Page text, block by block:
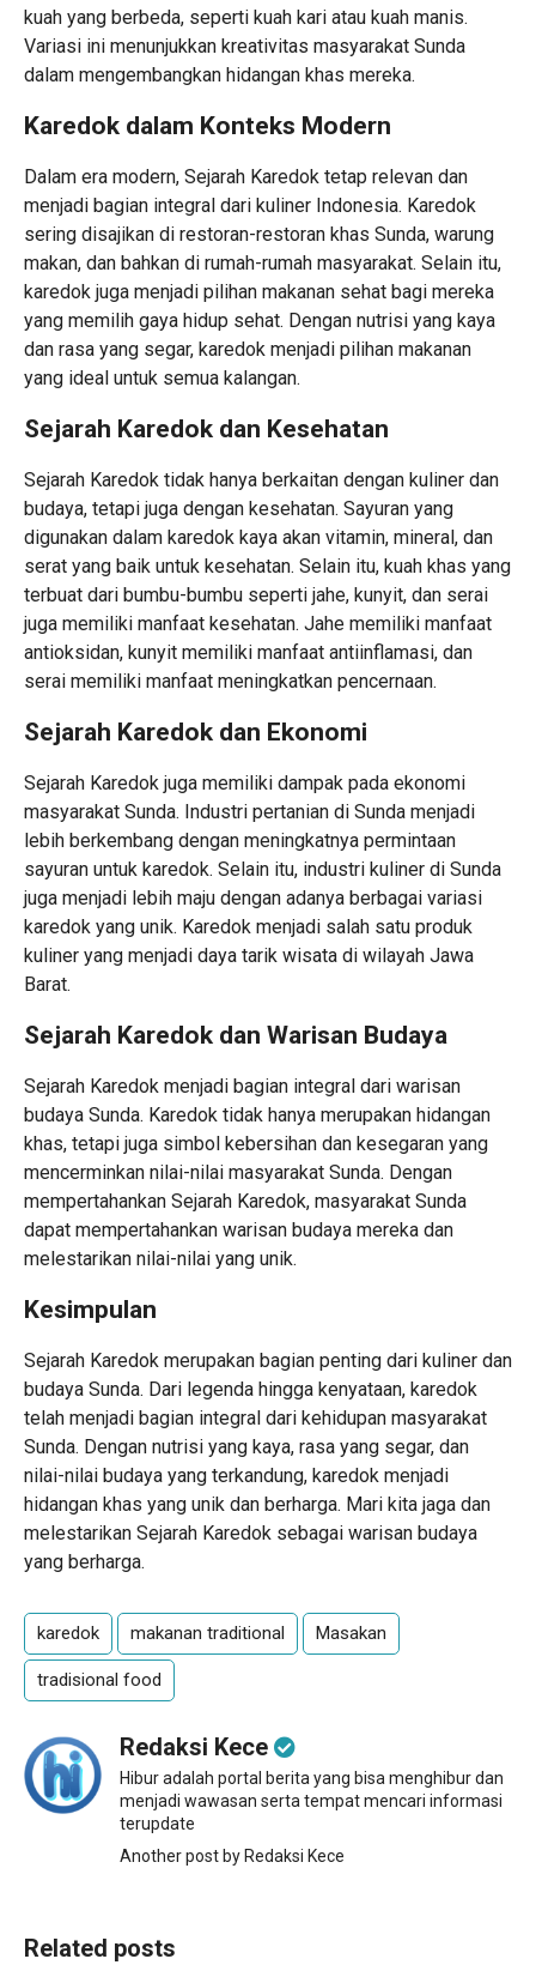
kuah yang berbeda, seperti kuah kari atau kuah manis.
Variasi ini menunjukkan kreativitas masyarakat Sunda
dalam mengembangkan hidangan khas mereka.
Karedok dalam Konteks Modern
Dalam era modern, Sejarah Karedok tetap relevan dan
menjadi bagian integral dari kuliner Indonesia. Karedok
sering disajikan di restoran-restoran khas Sunda, warung
makan, dan bahkan di rumah-rumah masyarakat. Selain itu,
karedok juga menjadi pilihan makanan sehat bagi mereka
yang memilih gaya hidup sehat. Dengan nutrisi yang kaya
dan rasa yang segar, karedok menjadi pilihan makanan
yang ideal untuk semua kalangan.
Sejarah Karedok dan Kesehatan
Sejarah Karedok tidak hanya berkaitan dengan kuliner dan
budaya, tetapi juga dengan kesehatan. Sayuran yang
digunakan dalam karedok kaya akan vitamin, mineral, dan
serat yang baik untuk kesehatan. Selain itu, kuah khas yang
terbuat dari bumbu-bumbu seperti jahe, kunyit, dan serai
juga memiliki manfaat kesehatan. Jahe memiliki manfaat
antioksidan, kunyit memiliki manfaat antiinflamasi, dan
serai memiliki manfaat meningkatkan pencernaan.
Sejarah Karedok dan Ekonomi
Sejarah Karedok juga memiliki dampak pada ekonomi
masyarakat Sunda. Industri pertanian di Sunda menjadi
lebih berkembang dengan meningkatnya permintaan
sayuran untuk karedok. Selain itu, industri kuliner di Sunda
juga menjadi lebih maju dengan adanya berbagai variasi
karedok yang unik. Karedok menjadi salah satu produk
kuliner yang menjadi daya tarik wisata di wilayah Jawa
Barat.
Sejarah Karedok dan Warisan Budaya
Sejarah Karedok menjadi bagian integral dari warisan
budaya Sunda. Karedok tidak hanya merupakan hidangan
khas, tetapi juga simbol kebersihan dan kesegaran yang
mencerminkan nilai-nilai masyarakat Sunda. Dengan
mempertahankan Sejarah Karedok, masyarakat Sunda
dapat mempertahankan warisan budaya mereka dan
melestarikan nilai-nilai yang unik.
Kesimpulan
Sejarah Karedok merupakan bagian penting dari kuliner dan
budaya Sunda. Dari legenda hingga kenyataan, karedok
telah menjadi bagian integral dari kehidupan masyarakat
Sunda. Dengan nutrisi yang kaya, rasa yang segar, dan
nilai-nilai budaya yang terkandung, karedok menjadi
hidangan khas yang unik dan berharga. Mari kita jaga dan
melestarikan Sejarah Karedok sebagai warisan budaya
yang berharga.
karedok makanan traditional Masakan
tradisional food
Redaksi Kece
Hibur adalah portal berita yang bisa menghibur dan
menjadi wawasan serta tempat mencari informasi
terupdate
Another post by Redaksi Kece
Related posts